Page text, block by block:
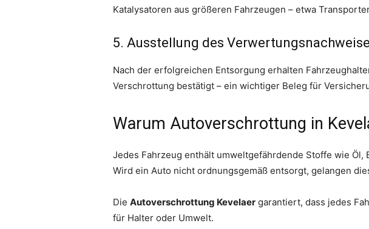
Katalysatoren aus größeren Fahrzeugen – etwa
5. Ausstellung des
Nach der erfolgreichen Entsorgung erhalten
Verschrottung bestätigt – ein wichtiger Beleg für
Warum Autoverschrottung in
Jedes Fahrzeug enthält umweltgefährdende Stoffe wie Öl,
Wird ein Auto nicht ordnungsgemäß entsorgt, gelangen
Die Autoverschrottung Kevelaer garantiert, dass jedes
für Halter oder Umwelt.